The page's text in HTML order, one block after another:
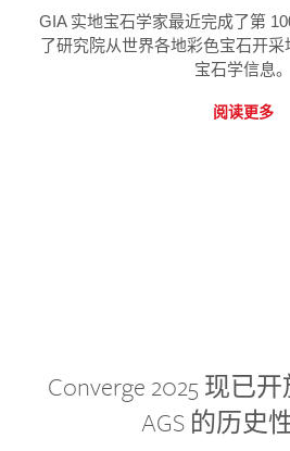
GIA 实地宝石学家最近完成了第
了研究院从世界各地彩色宝石开
宝石学信息。
阅读更多
Converge 2025 现已
AGS 的历史